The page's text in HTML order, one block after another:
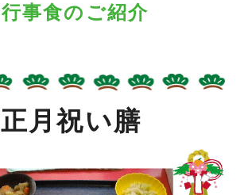
行事食のご紹介
正月祝い膳